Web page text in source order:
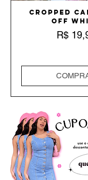
Cropped
Off
Preço
R$